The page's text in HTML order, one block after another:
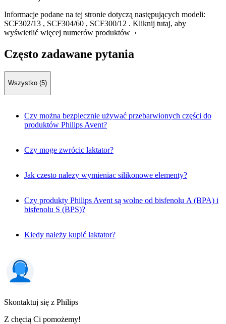
Informacje podane na tej stronie dotyczą następujących modeli:
SCF302/13 , SCF304/60 , SCF300/12 . Kliknij tutaj, aby
wyświetlić więcej numerów produktów ›
Często zadawane pytania
Wszystko (5)
Czy można bezpiecznie używać przebarwionych części do
produktów Philips Avent?
Czy moge zwrócic laktator?
Jak czesto nalezy wymieniac silikonowe elementy?
Czy produkty Philips Avent są wolne od bisfenolu A (BPA) i
bisfenolu S (BPS)?
Kiedy należy kupić laktator?
Skontaktuj się z Philips
Z chęcią Ci pomożemy!